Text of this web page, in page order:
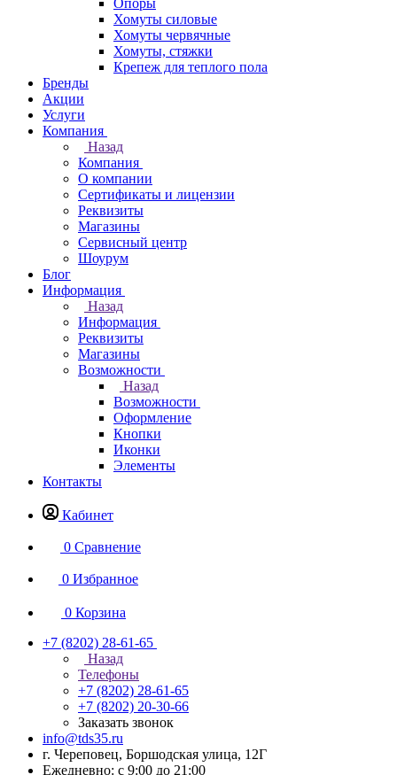
Опоры
Хомуты силовые
Хомуты червячные
Хомуты, стяжки
Крепеж для теплого пола
Бренды
Акции
Услуги
Компания
Назад
Компания
О компании
Сертификаты и лицензии
Реквизиты
Магазины
Сервисный центр
Шоурум
Блог
Информация
Назад
Информация
Реквизиты
Магазины
Возможности
Назад
Возможности
Оформление
Кнопки
Иконки
Элементы
Контакты
Кабинет
0 Сравнение
0 Избранное
0 Корзина
+7 (8202) 28‑61-65
Назад
Телефоны
+7 (8202) 28‑61-65
+7 (8202) 20‑30-66
Заказать звонок
info@tds35.ru
г. Череповец, Боршодская улица, 12Г
Ежедневно: с 9:00 до 21:00